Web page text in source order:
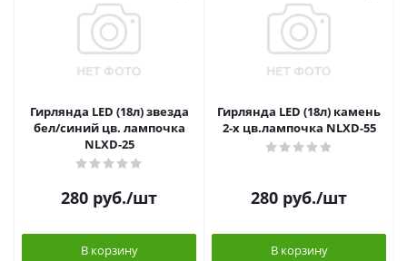
Гирлянда LED (18л) звезда
бел/синий цв. лампочка
NLXD-25
280 руб./шт
В корзину
Гирлянда LED (18л) камень
2-х цв.лампочка NLXD-55
280 руб./шт
В корзину